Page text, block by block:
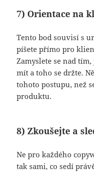
7) Orientace na
Tento bod souvisí s
píšete přímo pro
Zamyslete se nad
mít a toho se držte.
tohoto postupu, než
produktu.
8) Zkoušejte a
Ne pro každého
tak sami, co sedí